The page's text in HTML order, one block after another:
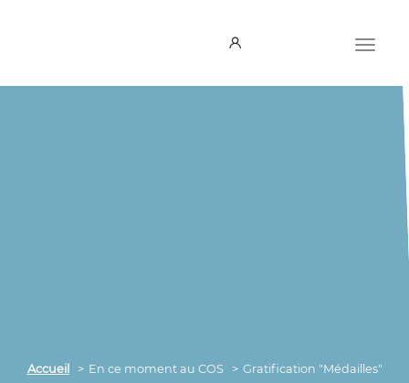
Accueil En ce moment au COS Gratification "Médailles"